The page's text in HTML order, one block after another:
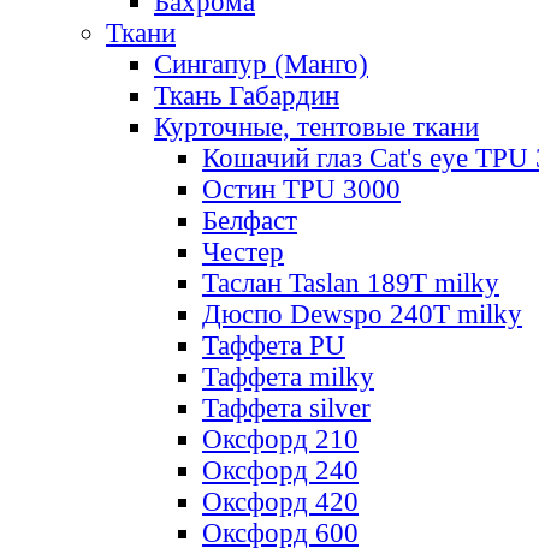
Ткани
Сингапур (Манго)
Ткань Габардин
Курточные, тентовые ткани
Кошачий глаз Cat's eye TPU
Остин TPU 3000
Белфаст
Честер
Таслан Taslan 189T milky
Дюспо Dewspo 240T milky
Таффета PU
Таффета milky
Таффета silver
Оксфорд 210
Оксфорд 240
Оксфорд 420
Оксфорд 600